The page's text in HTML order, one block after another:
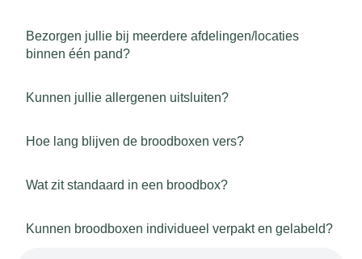
Bezorgen jullie bij meerdere afdelingen/locaties
binnen één pand?
Kunnen jullie allergenen uitsluiten?
Hoe lang blijven de broodboxen vers?
Wat zit standaard in een broodbox?
Kunnen broodboxen individueel verpakt en gelabeld?